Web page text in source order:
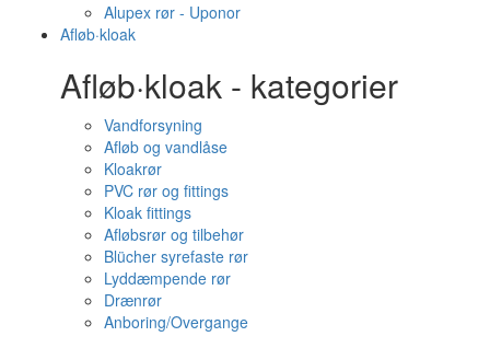
Alupex rør - Uponor
Afløb·kloak
Afløb·kloak - kategorier
Vandforsyning
Afløb og vandlåse
Kloakrør
PVC rør og fittings
Kloak fittings
Afløbsrør og tilbehør
Blücher syrefaste rør
Lyddæmpende rør
Drænrør
Anboring/Overgange